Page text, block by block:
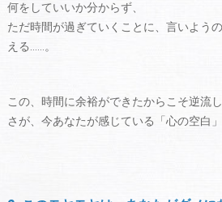
何をしていいか分からず、
ただ時間が過ぎていくことに、言いよう
える……。
この、時間に余裕ができたからこそ逆流
さが、今あなたが感じている「心の空白」